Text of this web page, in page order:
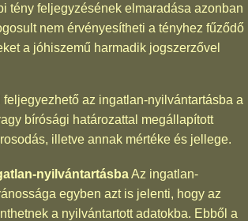
tény feljegyzésének elmaradása azonban
nem érvényesítheti a tényhez fűződő
a jóhiszemű harmadik jogszerzővel
az ingatlan-nyilvántartásba a
bírósági határozattal megállapított
illetve annak mértéke és jellege.
nyilvántartásbaAz ingatlan-
egyben azt is jelenti, hogy az
a nyilvántartott adatokba. Ebből a